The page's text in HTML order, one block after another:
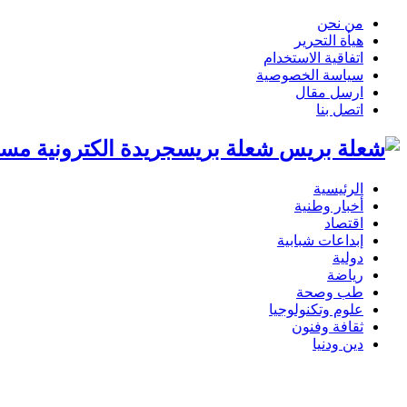
من نحن
هيأة التحرير
اتفاقية الاستخدام
سياسة الخصوصية
ارسل مقال
اتصل بنا
شعلة بريسجريدة الكترونية
الرئيسية
أخبار وطنية
اقتصاد
إبداعات شبابية
دولية
رياضة
طب وصحة
علوم وتكنولوجيا
ثقافة وفنون
دين ودنيا